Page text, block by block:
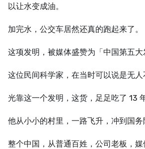
以让水变成油。
加完水，公交车居然还真的跑起来了。
这项发明，被媒体盛赞为「中国第五大
这位民间科学家，在当时可以说是无人
光靠这一个发明，这货，足足吃了 13
他从小小的村里，一路飞升，冲到国务
整个中国，从普通百姓，公司老板，媒